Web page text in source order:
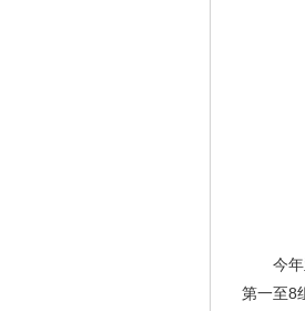
今
第一至8